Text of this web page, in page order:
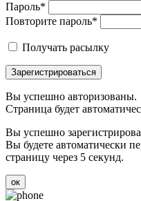
Пароль*
Повторите пароль*
Получать расылку
Зарегистрироваться
Вы успешно авторизованы.
Страница будет
Вы успешно
Вы будете автоматически
страницу через 5 секунд.
ок